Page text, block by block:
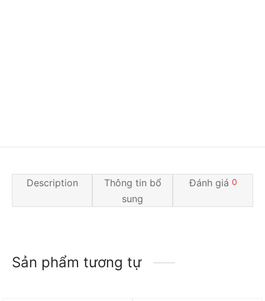
Description
Thông tin bổ
sung
Đánh giá 0
Sản phẩm tương tự